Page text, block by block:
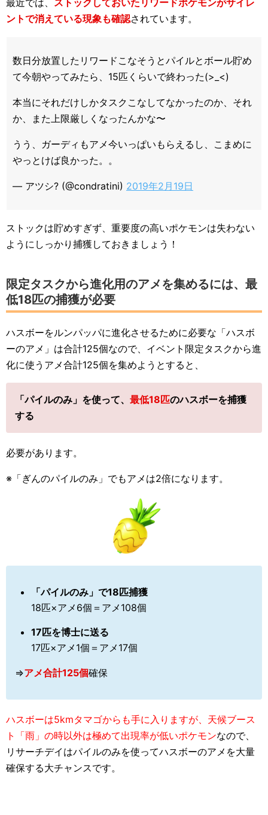
最近では、 ストックしておいたリワードポケモンがサイレ
ントで消えている現象も確認されています。
数日分放置したリワードこなそうとパイルとボール貯め
て今朝やってみたら、15匹くらいで終わった(>_<)
本当にそれだけしかタスクこなしてなかったのか、それ
か、また上限厳しくなったんかな〜
うう、ガーディもアメ今いっぱいもらえるし、こまめに
やっとけば良かった。。
— アツシ? (@condratini) 2019年2月19日
ストックは貯めすぎず、重要度の高いポケモンは失わない
ようにしっかり捕獲しておきましょう！
限定タスクから進化用のアメを集めるには、最
低18匹の捕獲が必要
ハスボーをルンパッパに進化させるために必要な「ハスボ
ーのアメ」は合計125個なので、イベント限定タスクから進
化に使うアメ合計125個を集めようとすると、
「パイルのみ」を使って、 最低18匹のハスボーを捕獲
する
必要があります。
※「ぎんのパイルのみ」でもアメは2倍になります。
「パイルのみ」で18匹捕獲
18匹×アメ6個＝アメ108個
17匹を博士に送る
17匹×アメ1個＝アメ17個
⇒アメ合計125個確保
ハスボーは5kmタマゴからも手に入りますが、天候ブース
ト「雨」の時以外は極めて出現率が低いポケモンなので、
リサーチデイはパイルのみを使ってハスボーのアメを大量
確保する大チャンスです。